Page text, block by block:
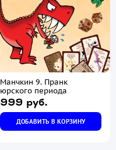
Манчкин 9. Пранк
юрского периода
999 руб.
ДОБАВИТЬ В КОРЗИНУ